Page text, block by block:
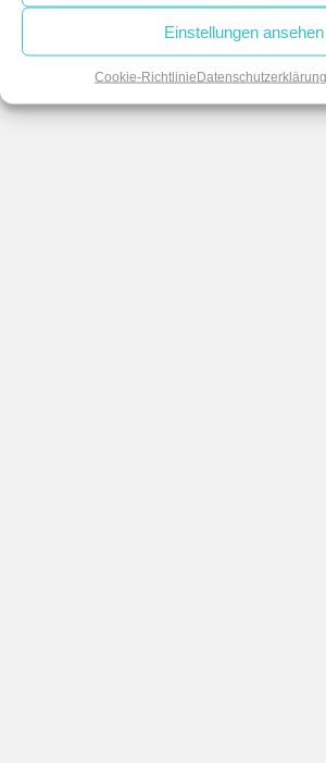
Einstellungen ansehen
Cookie-RichtlinieDatenschutzerklärung